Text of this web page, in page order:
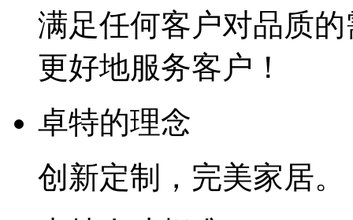
满足任何客户对品质的
更好地服务客户！
卓特的理念
创新定制，完美家居。